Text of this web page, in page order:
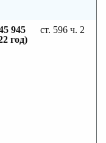
945
год)
ст. 596 ч. 2